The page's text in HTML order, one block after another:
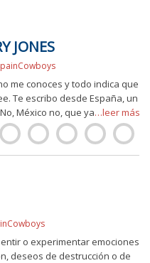
JONES
me conoces y todo indica que
Te escribo desde España, un
México no, que ya…leer más
o experimentar emociones
deseos de destrucción o de